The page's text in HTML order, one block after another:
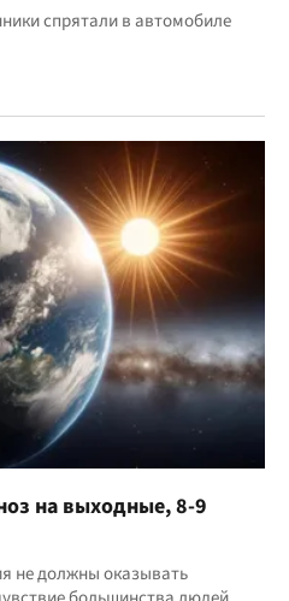
спрятали в автомобиле
на выходные, 8-9
не должны оказывать